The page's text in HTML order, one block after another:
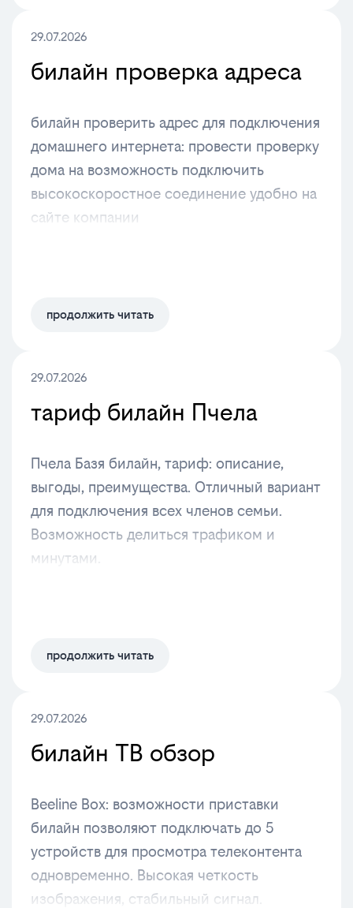
29.07.2026
билайн проверка адреса
билайн проверить адрес для подключения
домашнего интернета: провести проверку
дома на возможность подключить
высокоскоростное соединение удобно на
сайте компании
продолжить читать
29.07.2026
тариф билайн Пчела
Пчела Базя билайн, тариф: описание,
выгоды, преимущества. Отличный вариант
для подключения всех членов семьи.
Возможность делиться трафиком и
минутами.
продолжить читать
29.07.2026
билайн ТВ обзор
Beeline Box: возможности приставки
билайн позволяют подключать до 5
устройств для просмотра телеконтента
одновременно. Высокая четкость
изображения, стабильный сигнал.